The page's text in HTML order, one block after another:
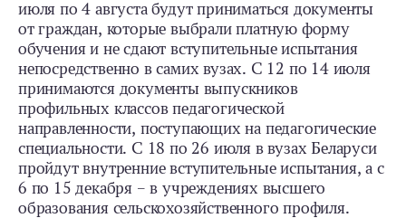
июля по 4 августа будут приниматься документы
от граждан, которые выбрали платную форму
обучения и не сдают вступительные испытания
непосредственно в самих вузах. С 12 по 14 июля
принимаются документы выпускников
профильных классов педагогической
направленности, поступающих на педагогические
специальности. С 18 по 26 июля в вузах Беларуси
пройдут внутренние вступительные испытания, а с
6 по 15 декабря – в учреждениях высшего
образования сельскохозяйственного профиля.